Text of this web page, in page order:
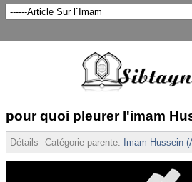
pour quoi pleurer l'imam
Détails Catégorie parente: Imam Hussein